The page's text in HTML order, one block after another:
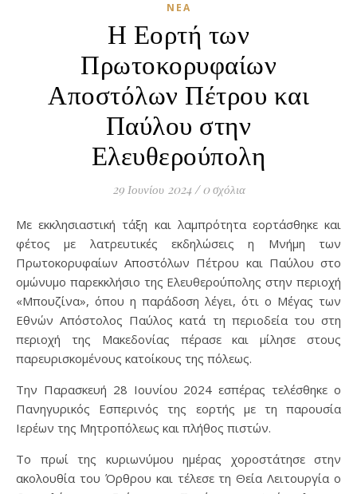
ΝΈΑ
Η Εορτή των
Πρωτοκορυφαίων
Αποστόλων Πέτρου και
Παύλου στην
Ελευθερούπολη
29 Ιουνίου 2024 / 0 σχόλια
Με εκκλησιαστική τάξη και λαμπρότητα εορτάσθηκε και
φέτος με λατρευτικές εκδηλώσεις η Μνήμη των
Πρωτοκορυφαίων Αποστόλων Πέτρου και Παύλου στο
ομώνυμο παρεκκλήσιο της Ελευθερούπολης στην περιοχή
«Μπουζίνα», όπου η παράδοση λέγει, ότι ο Μέγας των
Εθνών Απόστολος Παύλος κατά τη περιοδεία του στη
περιοχή της Μακεδονίας πέρασε και μίλησε στους
παρευρισκομένους κατοίκους της πόλεως.
Την Παρασκευή 28 Ιουνίου 2024 εσπέρας τελέσθηκε ο
Πανηγυρικός Εσπερινός της εορτής με τη παρουσία
Ιερέων της Μητροπόλεως και πλήθος πιστών.
Το πρωί της κυριωνύμου ημέρας χοροστάτησε στην
ακολουθία του Όρθρου και τέλεσε τη Θεία Λειτουργία ο